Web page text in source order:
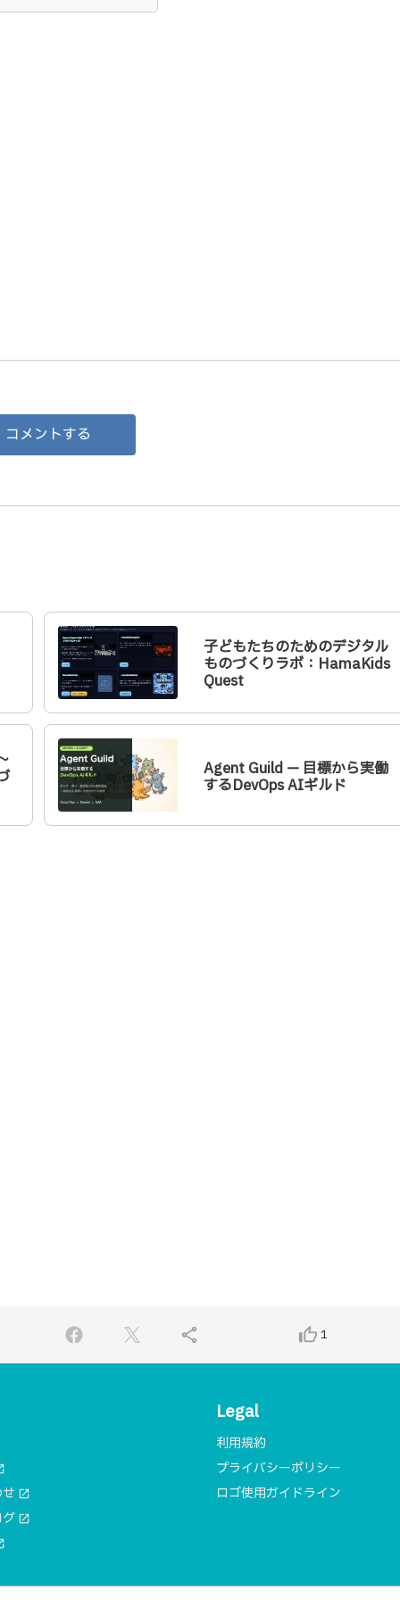
コメントする
子どもたちのためのデジタル
ものづくりラボ：HamaKids
Quest
Agent Guild — 目標から実働
するDevOps AIギルド
share thumb_up_alt 1
open_in_new
open_in_new
Legal
利用規約
プライバシーポリシー
ロゴ使用ガイドライン